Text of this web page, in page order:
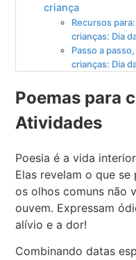
criança
Recursos
crianças: Dia
Passo a
crianças: Dia
Poemas para
Atividades
Poesia é a vida
Elas revelam o que
os olhos comuns não
ouvem. Expressam
alívio e a dor!
Combinando datas